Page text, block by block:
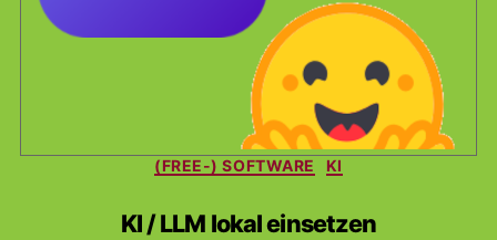
Kategorien
(FREE-) SOFTWARE KI
KI / LLM lokal einsetzen